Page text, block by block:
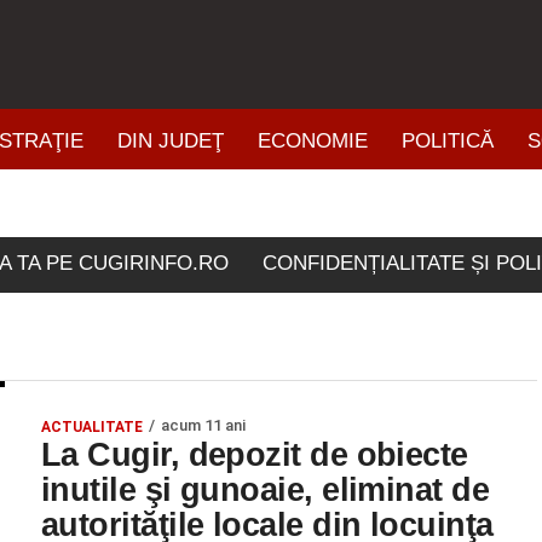
DIN JUDEŢ ECONOMIE POLITICĂ
TA PE CUGIRINFO.RO CONFIDENȚIALITATE ȘI
etichetate
ACTUALITATE acum 11 ani
La Cugir, depozit de obiecte
inutile şi gunoaie, eliminat de
autorităţile locale din locuinţa